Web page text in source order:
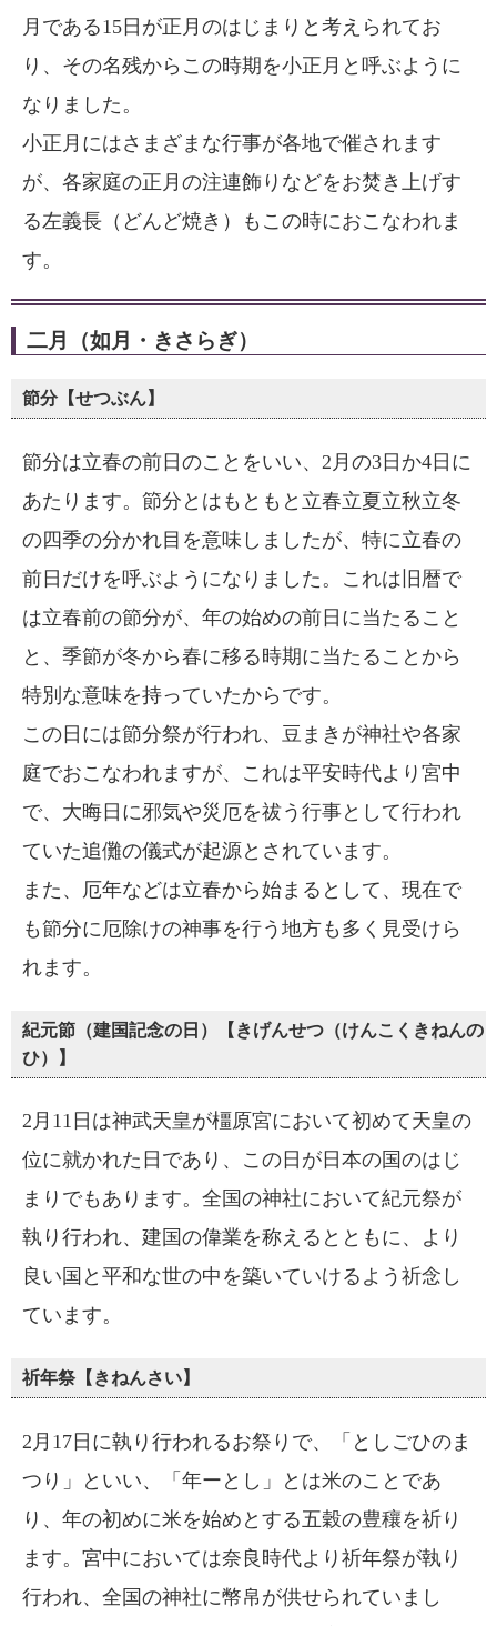
月である15日が正月のはじまりと考えられてお
り、その名残からこの時期を小正月と呼ぶように
なりました。
小正月にはさまざまな行事が各地で催されます
が、各家庭の正月の注連飾りなどをお焚き上げす
る左義長（どんど焼き）もこの時におこなわれま
す。
二月（如月・きさらぎ）
節分【せつぶん】
節分は立春の前日のことをいい、2月の3日か4日に
あたります。節分とはもともと立春立夏立秋立冬
の四季の分かれ目を意味しましたが、特に立春の
前日だけを呼ぶようになりました。これは旧暦で
は立春前の節分が、年の始めの前日に当たること
と、季節が冬から春に移る時期に当たることから
特別な意味を持っていたからです。
この日には節分祭が行われ、豆まきが神社や各家
庭でおこなわれますが、これは平安時代より宮中
で、大晦日に邪気や災厄を祓う行事として行われ
ていた追儺の儀式が起源とされています。
また、厄年などは立春から始まるとして、現在で
も節分に厄除けの神事を行う地方も多く見受けら
れます。
紀元節（建国記念の日）【きげんせつ（けんこくきねんの
ひ）】
2月11日は神武天皇が橿原宮において初めて天皇の
位に就かれた日であり、この日が日本の国のはじ
まりでもあります。全国の神社において紀元祭が
執り行われ、建国の偉業を称えるとともに、より
良い国と平和な世の中を築いていけるよう祈念し
ています。
祈年祭【きねんさい】
2月17日に執り行われるお祭りで、「としごひのま
つり」といい、「年ーとし」とは米のことであ
り、年の初めに米を始めとする五穀の豊穰を祈り
ます。宮中においては奈良時代より祈年祭が執り
行われ、全国の神社に幣帛が供せられていまし